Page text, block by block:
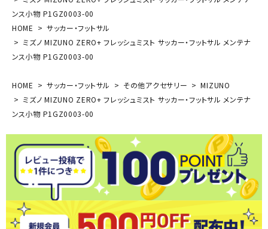
ンス小物 P1GZ0003-00
HOME
サッカー・フットサル
ミズノ MIZUNO ZERO+ フレッシュミスト サッカー・フットサル メンテナ
ンス小物 P1GZ0003-00
HOME サッカー・フットサル その他アクセサリー
MIZUNO
ミズノ MIZUNO ZERO+ フレッシュミスト サッカー・フットサル メンテナ
ンス小物 P1GZ0003-00